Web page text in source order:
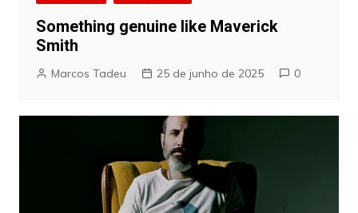
Something genuine like Maverick
Smith
Marcos Tadeu 25 de junho de 2025 0